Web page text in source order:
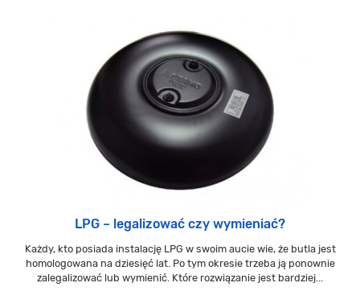
LPG – legalizować czy wymieniać?
Każdy, kto posiada instalację LPG w swoim aucie wie, że butla jest
homologowana na dziesięć lat. Po tym okresie trzeba ją ponownie
zalegalizować lub wymienić. Które rozwiązanie jest bardziej...